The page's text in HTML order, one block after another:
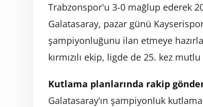
Trabzonspor'u 3-0 mağlup ederek
Galatasaray, pazar günü
şampiyonluğunu ilan etmeye
kırmızılı ekip, ligde de 25. kez
Kutlama planlarında rakip
Galatasaray’ın şampiyonluk